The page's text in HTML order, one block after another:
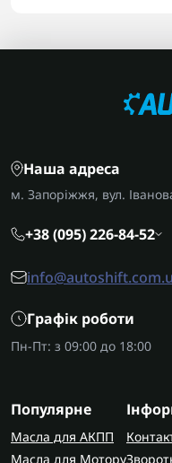
Наша адреса
м. Запоріжжя, вул.
+38 (095) 226-84-52
Графік роботи
Пн-Пт: з 09:00 до 18:00
Популярне
Масла для АКПП
Масла для Мотору